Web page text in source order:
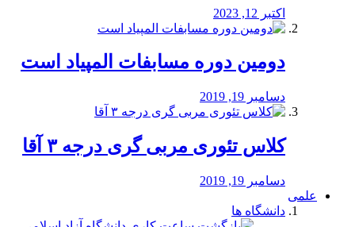
اکتبر 12, 2023
دومین دوره مسابفات المپیاد است
دسامبر 19, 2019
کلاس تئوری مربی گری درجه ۳ آقا
دسامبر 19, 2019
علمی
دانشگاه ها